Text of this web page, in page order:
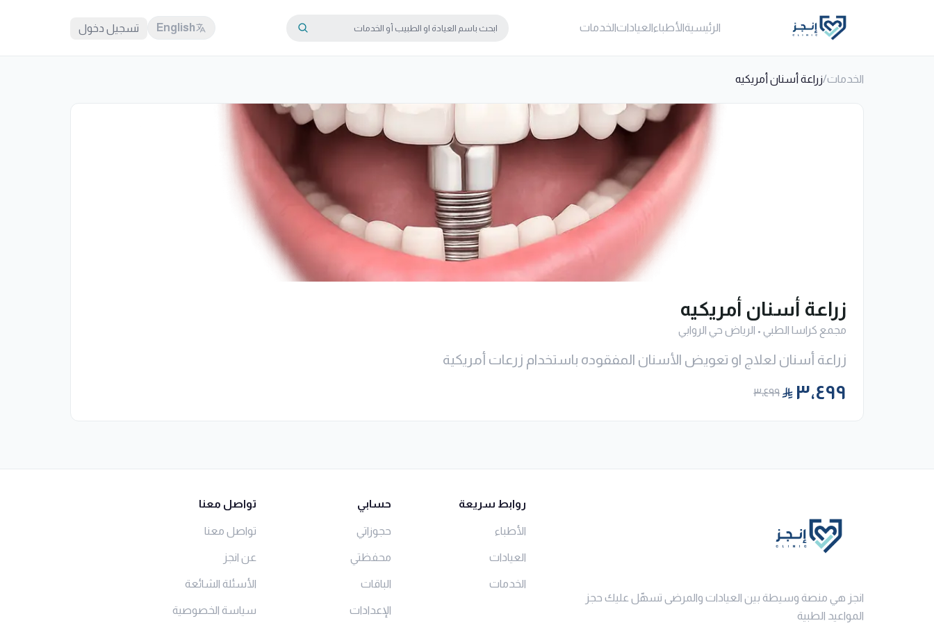
الرئيسيةالأطباءالعياداتالخدمات English تسجيل دخول
الخدمات/زراعة أسنان أمريكيه
زراعة أسنان أمريكيه
مجمع كراسا الطبي• الرياض حي الروابي
زراعة أسنان لعلاج او تعويض الأسنان المفقوده باستخدام زرعات أمريكية
٣٬٤٩٩ ٣٬٤٩٩
انجز هي منصة وسيطة بين العيادات والمرضى تسهّل عليك حجز
المواعيد الطبية
روابط سريعة
الأطباء
العيادات
الخدمات
حسابي
حجوزاتي
محفظتي
الباقات
الإعدادات
تواصل معنا
تواصل معنا
عن انجز
الأسئلة الشائعة
سياسة الخصوصية